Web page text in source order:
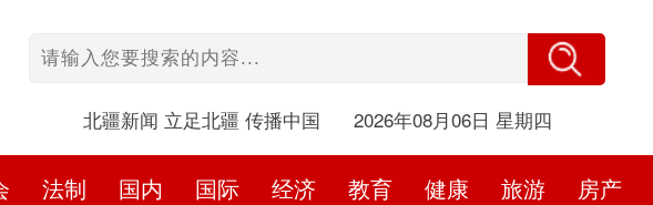
北疆新闻 立足北疆 传播中国 2026年08月06日 星期四
法制 国内 国际 经济 教育 健康 旅游 房产